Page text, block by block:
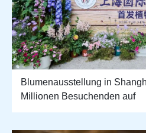
Blumenausstellung in
Millionen Besuchenden auf